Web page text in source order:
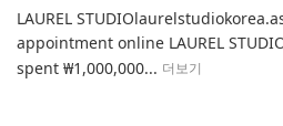
LAUREL
appointment online LAUREL
spent ₩1,000,000... 더보기